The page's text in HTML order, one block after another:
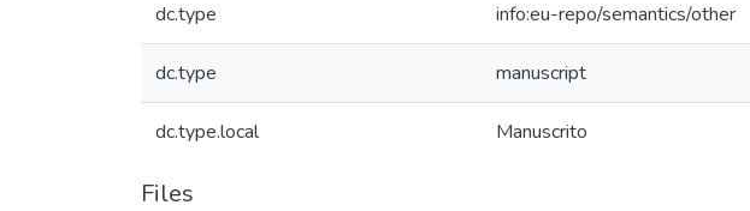
dc.type info:eu-repo/semantics/other
dc.type manuscript
dc.type.local Manuscrito
Files